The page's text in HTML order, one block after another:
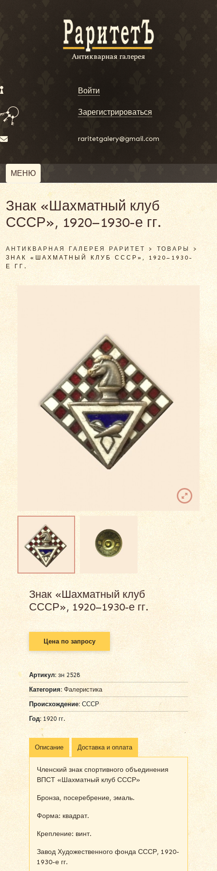
Войти
Зарегистрироваться
raritetgalery@gmail.com
МЕНЮ
Знак «Шахматный клуб
СССР», 1920–1930-е гг.
АНТИКВАРНАЯ ГАЛЕРЕЯ РАРИТЕТ > ТОВАРЫ >
ЗНАК «ШАХМАТНЫЙ КЛУБ СССР», 1920–1930-
Е ГГ.
Знак «Шахматный клуб
СССР», 1920–1930-е гг.
Цена по запросу
Артикул:зн 2528
Категория: Фалеристика
Происхождение:СССР
Год:1920 гг.
Описание Доставка и оплата
Членский знак спортивного объединения
ВПСТ «Шахматный клуб СССР»
Бронза, посеребрение, эмаль.
Форма: квадрат.
Крепление: винт.
Завод Художественного фонда СССР, 1920-
1930-е гг.